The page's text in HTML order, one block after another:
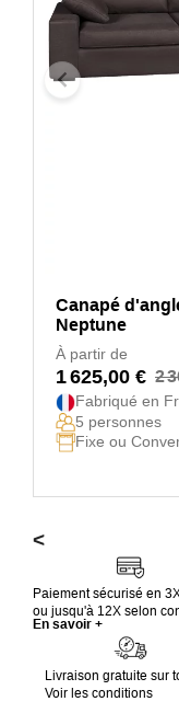
Canapé
Neptune
À partir de
1 625,00 € 2
Fabriqué en
5 personnes
Fixe ou
<
Paiement sécurisé en
ou jusqu'à 12X selon
En savoir +
Livraison gratuite sur
Voir les conditions